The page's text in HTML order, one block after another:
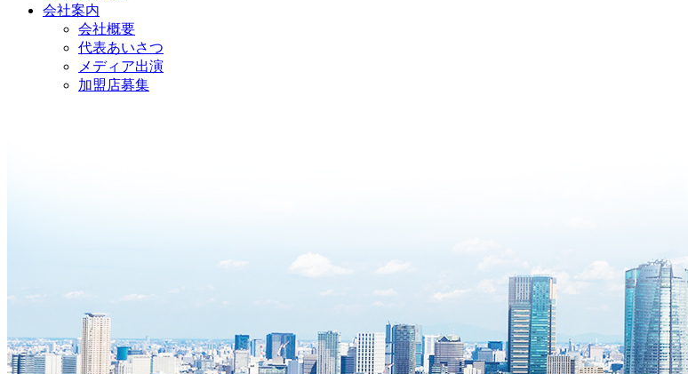
会社案内
会社概要
代表あいさつ
メディア出演
加盟店募集